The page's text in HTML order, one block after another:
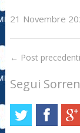
21 Novembre
← Post precedenti
Segui